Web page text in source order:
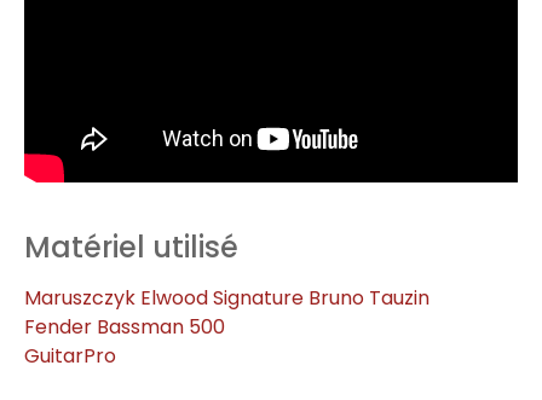
Matériel utilisé
Maruszczyk Elwood Signature Bruno Tauzin
Fender Bassman 500
GuitarPro